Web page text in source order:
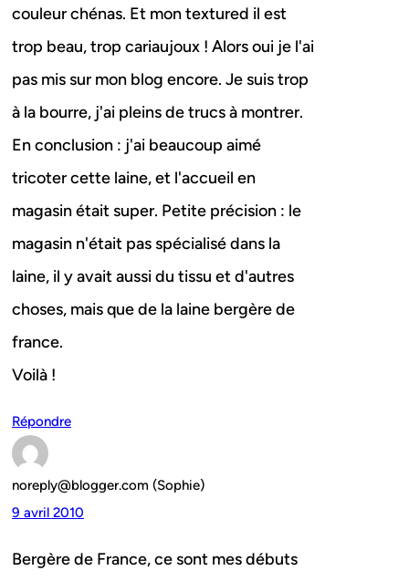
couleur chénas. Et mon textured il est
trop beau, trop cariaujoux ! Alors oui je l'ai
pas mis sur mon blog encore. Je suis trop
à la bourre, j'ai pleins de trucs à montrer.
En conclusion : j'ai beaucoup aimé
tricoter cette laine, et l'accueil en
magasin était super. Petite précision : le
magasin n'était pas spécialisé dans la
laine, il y avait aussi du tissu et d'autres
choses, mais que de la laine bergère de
france.
Voilà !
Répondre
noreply@blogger.com (Sophie)
9 avril 2010
Bergère de France, ce sont mes débuts